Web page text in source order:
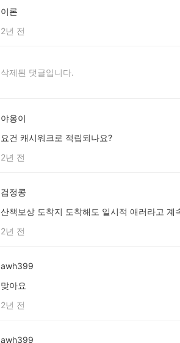
이론
2년 전
삭제된 댓글입니다.
야옹이
요건 캐시워크로 적립되나요?
2년 전
검정콩
산책보상 도착지 도착해도 일시적 애러라고
2년 전
awh399
맞아요
2년 전
awh399